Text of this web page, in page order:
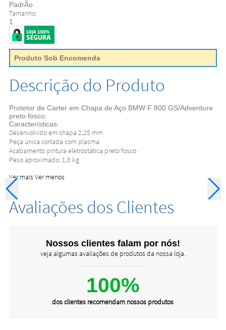
PadrÃo
Tamanho:
1
Produto Sob Encomenda
Descrição do Produto
Protetor de Carter em Chapa de Aço BMW F 800 GS/Adventure
preto fosco.
Características:
Desenvolvido em chapa 2,25 mm
Peça única cortada com plasma
Acabamento pintura eletrostática preto fosco
Peso aproximado: 1,8 kg
Ver maisVer menos
Avaliações dos Clientes
Nossos clientes falam por nós!
veja algumas avaliações de produtos da nossa loja.
100%
dos clientes recomendam nossos produtos